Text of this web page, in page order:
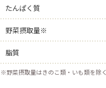
たんぱく質
野菜摂取量※
脂質
※野菜摂取量はきのこ類・いも類を除く